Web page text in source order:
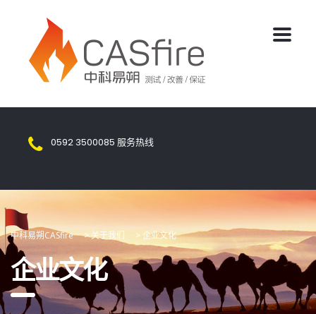
0592 3500085 服务热线
中科易朔CASfire >关于我们 >企业文化
企业文化